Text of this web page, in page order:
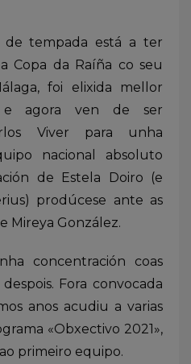
de tempada está a ter
Copa da Raíña co seu
foi elixida mellor
e agora ven de ser
Viver para unha
nacional absoluto
de Estela Doiro (e
prodúcese ante as
Mireya González.
concentración coas
Fora convocada
anos acudiu a varias
«Obxectivo 2021»,
primeiro equipo.